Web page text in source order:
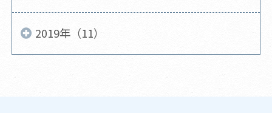
2019年（11）